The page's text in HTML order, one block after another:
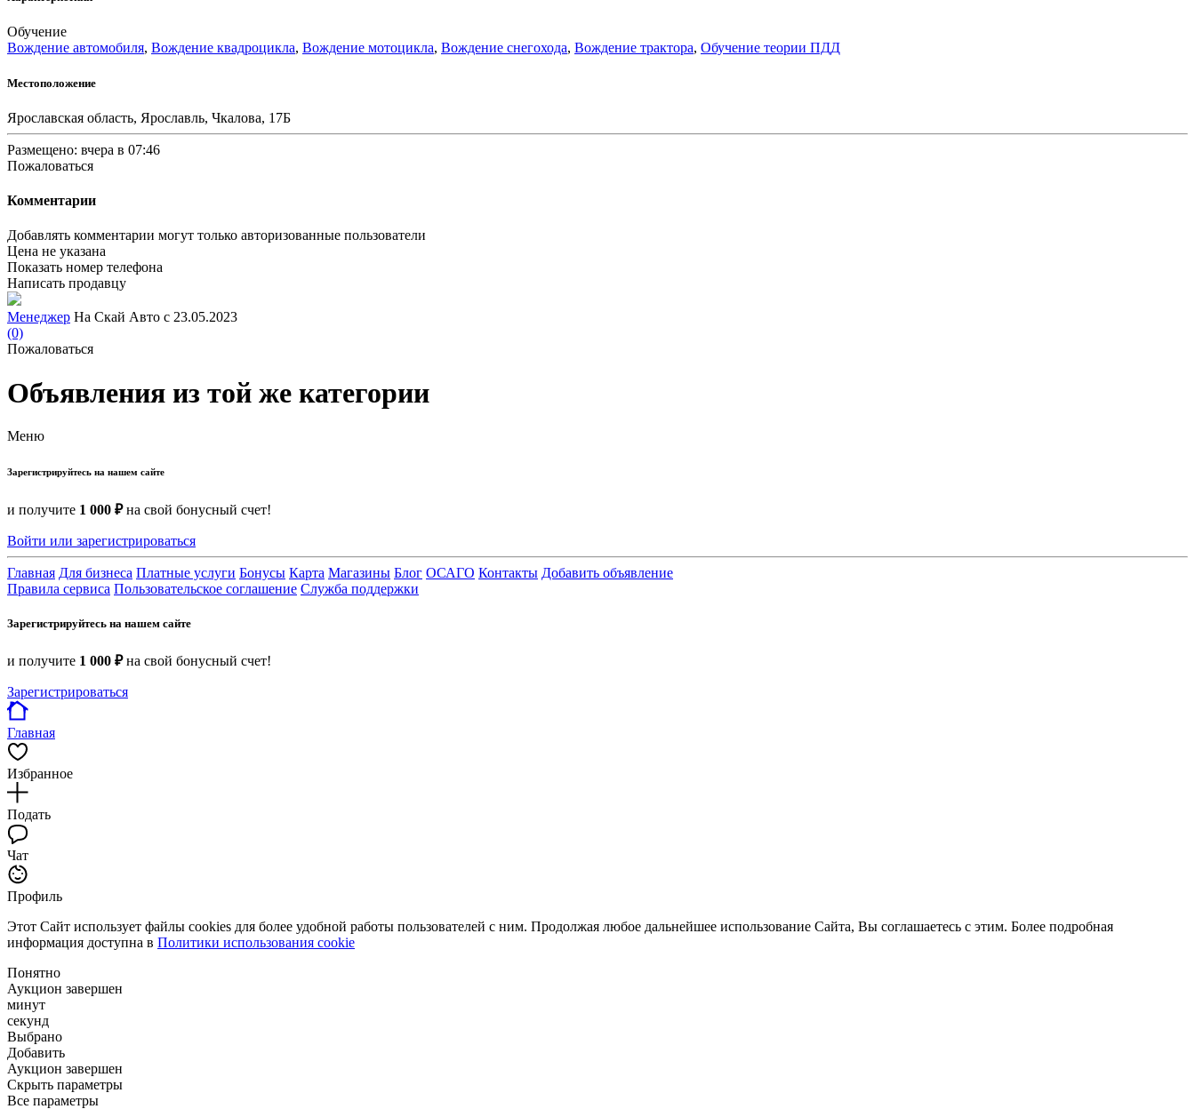
Обучение
Вождение автомобиля, Вождение квадроцикла, Вождение мотоцикла, Вождение снегохода, Вождение трактора, Обучение теории ПДД
Местоположение
Ярославская область, Ярославль, Чкалова, 17Б
Размещено: вчера в 07:46
Пожаловаться
Комментарии
Добавлять комментарии могут только авторизованные пользователи
Цена не указана
Показать номер телефона
Написать продавцу
Менеджер На Скай Авто с 23.05.2023
(0)
Пожаловаться
Объявления из той же категории
Меню
Зарегистрируйтесь на нашем сайте
и получите 1 000 ₽на свой бонусный счет!
Войти или зарегистрироваться
Главная Для бизнеса Платные услуги Бонусы Карта Магазины Блог ОСАГО Контакты Добавить объявление
Правила сервиса Пользовательское соглашение Служба поддержки
Зарегистрируйтесь на нашем сайте
и получите 1 000 ₽на свой бонусный счет!
Зарегистрироваться
Главная
Избранное
Подать
Чат
Профиль
Этот Сайт использует файлы cookies для более удобной работы пользователей с ним. Продолжая любое дальнейшее использование Сайта, Вы соглашаетесь с этим. Более подробная
информация доступна в Политики использования cookie
Понятно
Аукцион завершен
минут
секунд
Выбрано
Добавить
Аукцион завершен
Скрыть параметры
Все параметры